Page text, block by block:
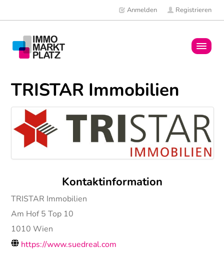
Anmelden Registrieren
Mitglieder
TRISTAR Immobilien
Kontaktinformation
TRISTAR Immobilien
Am Hof 5 Top 10
1010Wien
https://www.suedreal.com